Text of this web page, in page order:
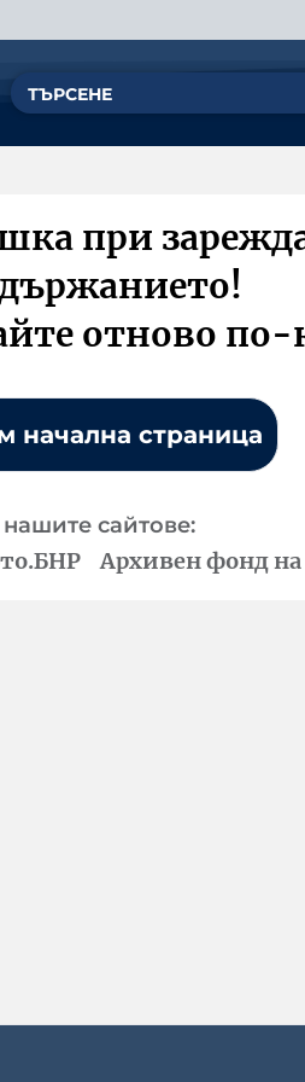
при
отново по-
начална страница
сайтове:
Архивен фонд